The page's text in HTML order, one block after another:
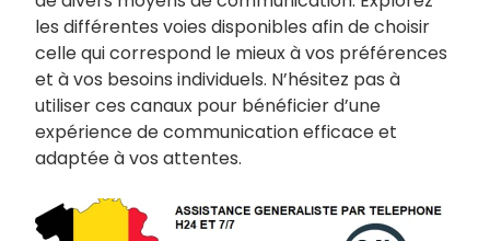
les différentes voies disponibles afin de choisir
celle qui correspond le mieux à vos préférences
et à vos besoins individuels. N’hésitez pas à
utiliser ces canaux pour bénéficier d’une
expérience de communication efficace et
adaptée à vos attentes.